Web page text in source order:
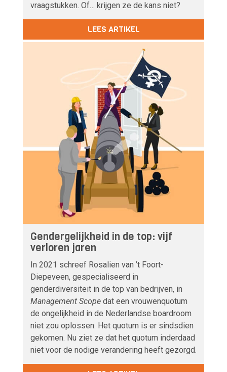
vraagstukken. Of… krijgen ze de kans niet?
LEES ARTIKEL
Gendergelijkheid in de top: vijf
verloren jaren
In 2021 schreef Rosalien van ’t Foort-
Diepeveen, gespecialiseerd in
genderdiversiteit in de top van bedrijven, in
Management Scope dat een vrouwenquotum
de ongelijkheid in de Nederlandse boardroom
niet zou oplossen. Het quotum is er sindsdien
gekomen. Nu ziet ze dat het quotum inderdaad
niet voor de nodige verandering heeft gezorgd.